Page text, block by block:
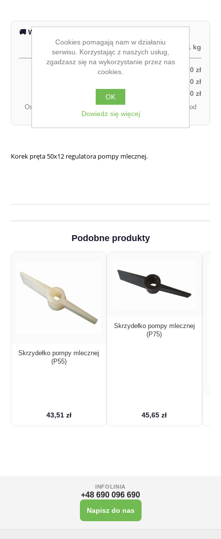
🚚 Wysyłka na terenie całej Polski
Waga produktu:
1 kg
Odbiór własny:
0,00 zł
27,00 zł
Kurier DPD – przedpłata (1 paczka):
21,00 zł
Ostateczny koszt dostawy może się różnić w zależności od
łącznej wagi zamówienia.
Korek pręta 50x12 regulatora pompy mlecznej.
Podobne produkty
Skrzydełko pompy mlecznej
(P55)
43,51 zł
Skrzydełko pompy mlecznej
(P75)
45,65 zł
INFOLINIA
+48 690 096 690
Napisz do nas
Cookies pomagają nam w działaniu
serwisu. Korzystając z naszych usług,
zgadzasz się na wykorzystanie przez nas
cookies.
OK
Dowiedz się więcej